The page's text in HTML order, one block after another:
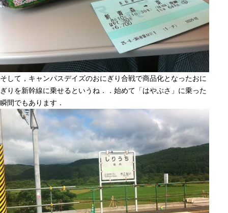
そして，キャンパスデイズのおにぎり合戦で商品化となったおに
ぎりを新幹線に乗せるというね．．始めて「はやぶさ」に乗った
瞬間でもあります．